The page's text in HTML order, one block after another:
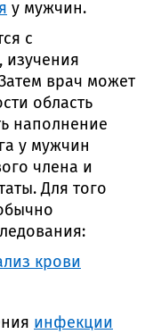
у мужчин.
с
изучения
врач может
область
наполнение
у мужчин
члена и
Для того
крови
инфекции